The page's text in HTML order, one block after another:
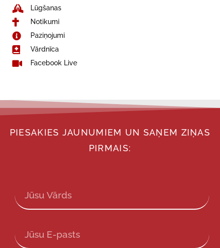
Lūgšanas
Notikumi
Paziņojumi
Vārdnīca
Facebook Live
PIESAKIES JAUNUMIEM UN SAŅEM ZIŅAS
PIRMAIS: